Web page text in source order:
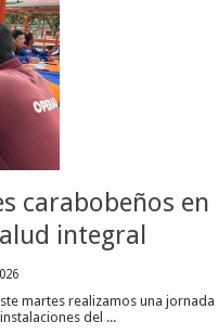
carabobeños en
integral
martes realizamos una jornada
del ...